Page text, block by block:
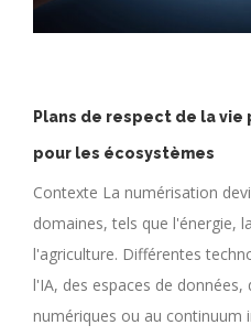
Plans de respect de la
pour les écosystèmes
Contexte La numérisation
domaines, tels que l'énergie,
l'agriculture. Différentes
l'IA, des espaces de
numériques ou au continuum